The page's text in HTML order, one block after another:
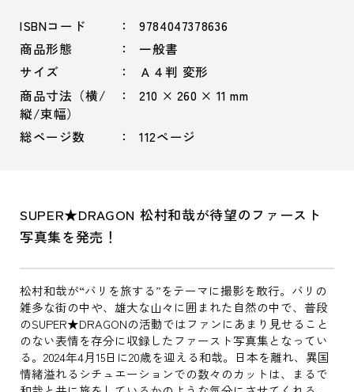
ISBNコード
9784047378636
商品形態
一般書
サイズ
Ａ４判 変形
商品寸法（横/
縦/束幅）
210 × 260 × 11 mm
総ページ数 112ページ
SUPER★DRAGON 松村和哉が待望のファースト
写真集を発売！
松村和哉が“バリを旅する”をテーマに撮影を敢行。バリの
雑多な街の中や、雄大な山々に囲まれた自然の中で、普段
のSUPER★DRAGONの活動ではファンにあまり見せること
のない表情を存分に収録したファースト写真集となってい
る。2024年4月15日に20歳を迎える和哉。日本を離れ、異国
情緒溢れるシチュエーションでの数々のカットは、まるで